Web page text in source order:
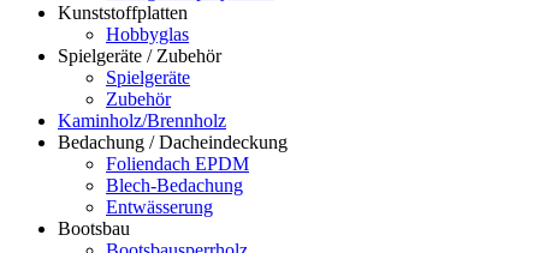
Kunststoffplatten
Hobbyglas
Spielgeräte / Zubehör
Spielgeräte
Zubehör
Kaminholz/Brennholz
Bedachung / Dacheindeckung
Foliendach EPDM
Blech-Bedachung
Entwässerung
Bootsbau